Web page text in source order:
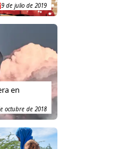
9 de julio de 2019
en
octubre de 2018